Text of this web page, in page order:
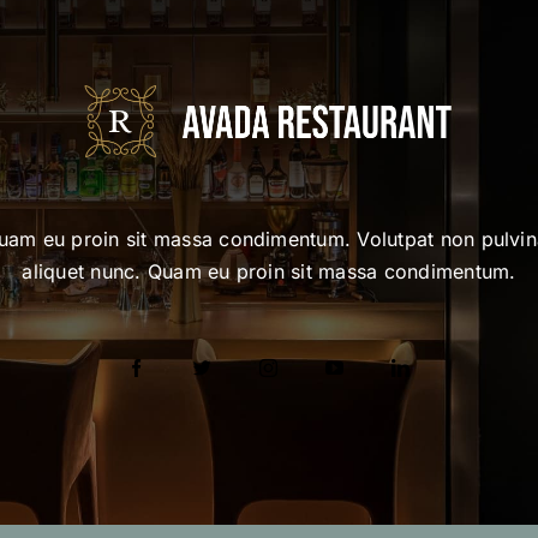
eu proin sit massa condimentum. Volutpat non
aliquet nunc. Quam eu proin sit massa condimentum.